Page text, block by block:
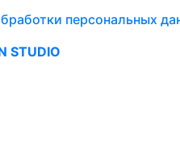
персональных
STUDIO